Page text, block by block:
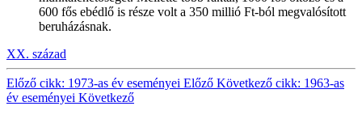
600 fős ebédlő is része volt a 350 millió Ft-ból megvalósított
beruházásnak.
XX. század
Előző cikk: 1973-as év eseményei Előző Következő cikk: 1963-as
év eseményei Következő